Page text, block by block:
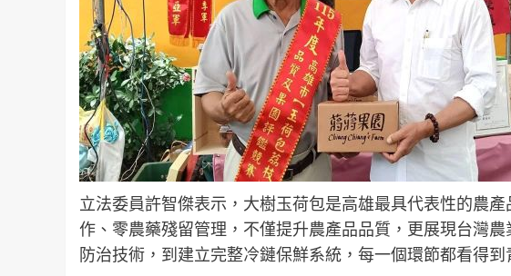
立法委員許智傑表示，大樹玉荷包是高雄最具代表性的農
作、零農藥殘留管理，不僅提升農產品品質，更展現台灣
防治技術，到建立完整冷鏈保鮮系統，每一個環節都看得